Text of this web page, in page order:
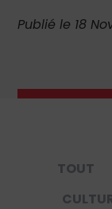
Publié le 18
TOUT